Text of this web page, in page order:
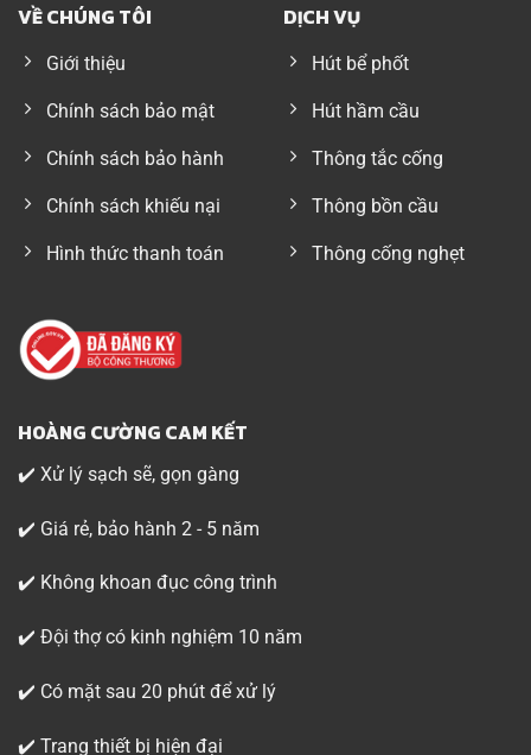
VỀ CHÚNG TÔI
Giới thiệu
Chính sách bảo mật
Chính sách bảo hành
Chính sách khiếu nại
Hình thức thanh toán
DỊCH VỤ
Hút bể phốt
Hút hầm cầu
Thông tắc cống
Thông bồn cầu
Thông cống nghẹt
HOÀNG CƯỜNG CAM KẾT
✔️ Xử lý sạch sẽ, gọn gàng
✔️ Giá rẻ, bảo hành 2 - 5 năm
✔️ Không khoan đục công trình
✔️ Đội thợ có kinh nghiệm 10 năm
✔️ Có mặt sau 20 phút để xử lý
✔️ Trang thiết bị hiện đại